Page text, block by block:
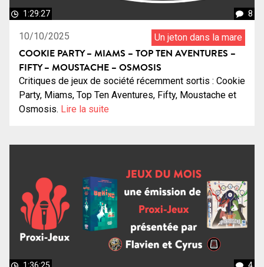
1:29:27 8
10/10/2025 Un jeton dans la mare
COOKIE PARTY – MIAMS – TOP TEN AVENTURES –
FIFTY – MOUSTACHE – OSMOSIS
Critiques de jeux de société récemment sortis : Cookie
Party, Miams, Top Ten Aventures, Fifty, Moustache et
Osmosis. Lire la suite